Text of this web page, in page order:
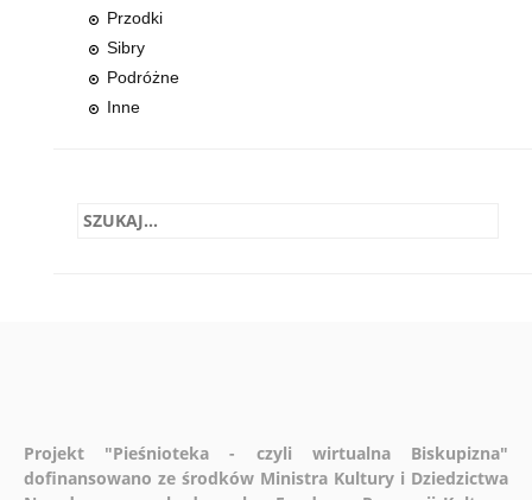
Przodki
Sibry
Podróżne
Inne
Projekt "Pieśnioteka - czyli wirtualna Biskupizna"
dofinansowano ze środków Ministra Kultury i Dziedzictwa